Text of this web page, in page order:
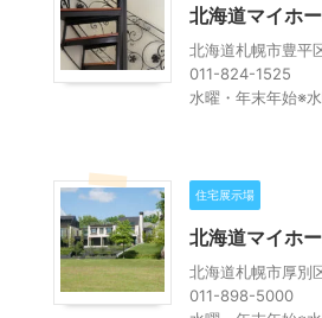
北海道マイホ
北海道札幌市豊平
011-824-1525
水曜・年末年始※
住宅展示場
北海道マイホ
北海道札幌市厚別
011-898-5000